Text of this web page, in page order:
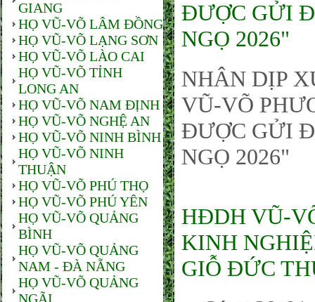
GIANG
HỌ VŨ-VÕ LÂM ĐỒNG
HỌ VŨ-VÕ LẠNG SƠN
HỌ VŨ-VÕ LÀO CAI
HỌ VŨ-VÕ TỈNH
LONG AN
HỌ VŨ-VÕ NAM ĐỊNH
HỌ VŨ-VÕ NGHỆ AN
HỌ VŨ-VÕ NINH BÌNH
HỌ VŨ-VÕ NINH
THUẬN
HỌ VŨ-VÕ PHÚ THỌ
HỌ VŨ-VÕ PHÚ YÊN
HỌ VŨ-VÕ QUẢNG
BÌNH
HỌ VŨ-VÕ QUẢNG
NAM - ĐÀ NẴNG
HỌ VŨ-VÕ QUẢNG
NGÃI
ĐƯỢC GỬI
NGỌ 2026"
NHÂN DỊP
VŨ-VÕ
ĐƯỢC GỬI
NGỌ 2026"
HĐDH VŨ-
KINH
GIỖ ĐỨC